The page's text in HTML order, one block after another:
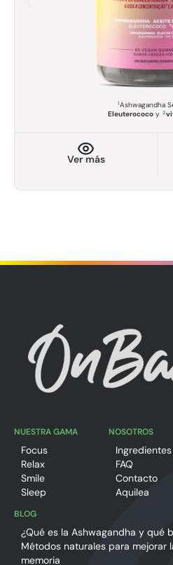
1Ashwagandha
Eleuterococo y 2
Ver más
NUESTRA GAMA
Focus
Relax
Smile
Sleep
NOSOTROS
Ingredientes
FAQ
Contacto
Aquilea
BLOG
¿Qué es la Ashwagandha y qué
Métodos naturales para mejorar
memoria